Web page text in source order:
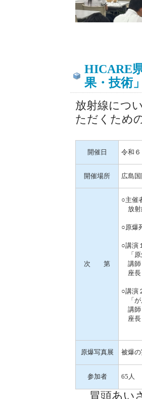
HICARE
果・技術
放射線につ
ただくため
開催日 令和
開催場所 広島
次 第
○主催
放射
○原爆
○講演
「原
講師
座長
○講演
「が
講師
座長
原爆写真展 被爆
参加者 65人
冒頭あい